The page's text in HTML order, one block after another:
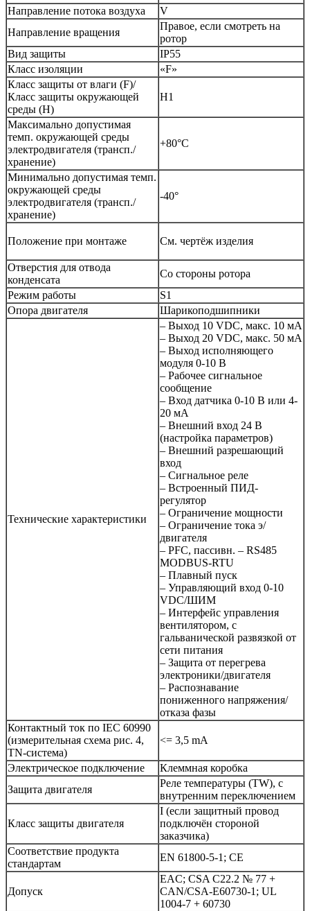
Направление потока воздуха
V
Направление вращения
Правое, если смотреть на
ротор
Вид защиты
IP55
Класс изоляции
«F»
Класс защиты от влаги (F)/
Класс защиты окружающей
среды (H)
H1
Максимально допустимая
темп. окружающей среды
электродвигателя (трансп./
хранение)
+80°С
Минимально допустимая темп.
окружающей среды
электродвигателя (трансп./
хранение)
-40°
Положение при монтаже См. чертёж изделия
Отверстия для отвода
конденсата
Со стороны ротора
Режим работы
S1
Опора двигателя
Шарикоподшипники
Технические характеристики
– Выход 10 VDC, макс. 10 мА
– Выход 20 VDC, макс. 50 мА
– Выход исполняющего
модуля 0-10 В
– Рабочее сигнальное
сообщение
– Вход датчика 0-10 В или 4-
20 мА
– Внешний вход 24 В
(настройка параметров)
– Внешний разрешающий
вход
– Сигнальное реле
– Встроенный ПИД-
регулятор
– Ограничение мощности
– Ограничение тока э/
двигателя
– PFC, пассивн. – RS485
MODBUS-RTU
– Плавный пуск
– Управляющий вход 0-10
VDC/ШИМ
– Интерфейс управления
вентилятором, с
гальванической развязкой от
сети питания
– Защита от перегрева
электроники/двигателя
– Распознавание
пониженного напряжения/
отказа фазы
Контактный ток по IEC 60990
(измерительная схема рис. 4,
TN-система)
<= 3,5 mA
Электрическое подключение
Клеммная коробка
Защита двигателя
Реле температуры (TW), с
внутренним переключением
Класс защиты двигателя
I (если защитный провод
подключён стороной
заказчика)
Соответствие продукта
стандартам
EN 61800-5-1; CE
Допуск
EAC; CSA C22.2 № 77 +
CAN/CSA-E60730-1; UL
1004-7 + 60730